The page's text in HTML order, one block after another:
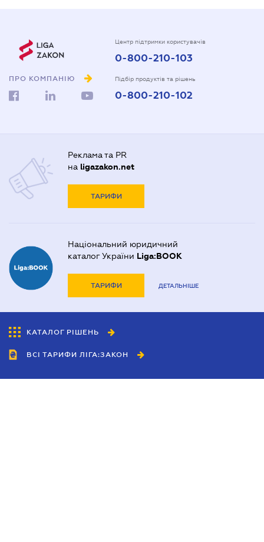
ПРО КОМПАНІЮ
Центр підтримки користувачів
0-800-210-103
Підбір продуктів та рішень
0-800-210-102
Реклама та PR
на ligazakon.net
ТАРИФИ
Національний юридичний
каталог України Liga:BOOK
ТАРИФИ ДЕТАЛЬНІШЕ
КАТАЛОГ РІШЕНЬ
ВСІ ТАРИФИ ЛІГА:ЗАКОН